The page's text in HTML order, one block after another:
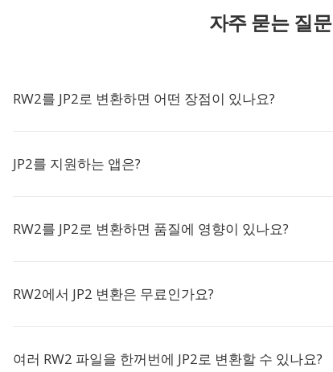
자주 묻는 질문
RW2를 JP2로 변환하면 어떤 장점이 있나요?
JP2를 지원하는 앱은?
RW2를 JP2로 변환하면 품질에 영향이 있나요?
RW2에서 JP2 변환은 무료인가요?
여러 RW2 파일을 한꺼번에 JP2로 변환할 수 있나요?